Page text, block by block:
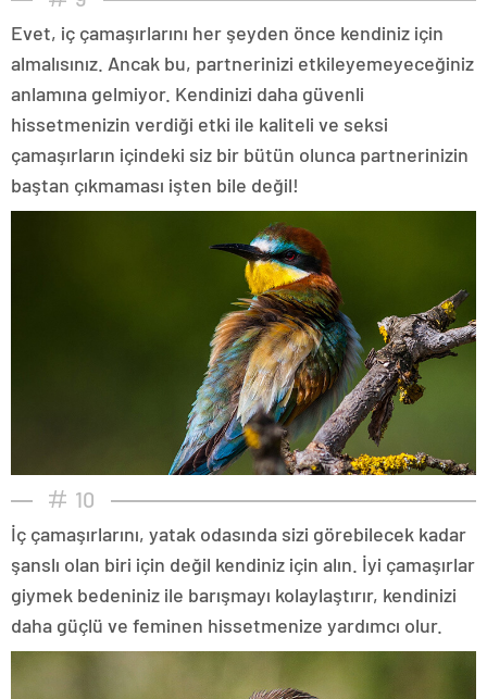
Evet, iç çamaşırlarını her şeyden önce kendiniz için
almalısınız. Ancak bu, partnerinizi etkileyemeyeceğiniz
anlamına gelmiyor. Kendinizi daha güvenli
hissetmenizin verdiği etki ile kaliteli ve seksi
çamaşırların içindeki siz bir bütün olunca partnerinizin
baştan çıkmaması işten bile değil!
10
İç çamaşırlarını, yatak odasında sizi görebilecek kadar
şanslı olan biri için değil kendiniz için alın. İyi çamaşırlar
giymek bedeniniz ile barışmayı kolaylaştırır, kendinizi
daha güçlü ve feminen hissetmenize yardımcı olur.